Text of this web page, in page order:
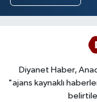
Diyanet Haber,
"ajans kaynaklı